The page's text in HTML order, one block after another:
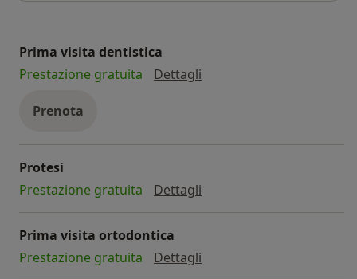
Bludental conta oggi su uno staff di più di 1000
pazienti.
Prima visita dentistica
Prestazione gratuita
Dettagli
Prenota
Protesi
Prestazione gratuita
Dettagli
Prima visita ortodontica
Prestazione gratuita
Dettagli